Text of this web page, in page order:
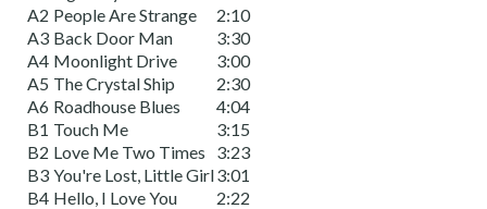
A2 People Are Strange
2:10
A3 Back Door Man
3:30
A4 Moonlight Drive
3:00
A5 The Crystal Ship
2:30
A6 Roadhouse Blues
4:04
B1 Touch Me
3:15
B2 Love Me Two Times
3:23
B3 You're Lost, Little Girl3:01
B4 Hello, I Love You
2:22